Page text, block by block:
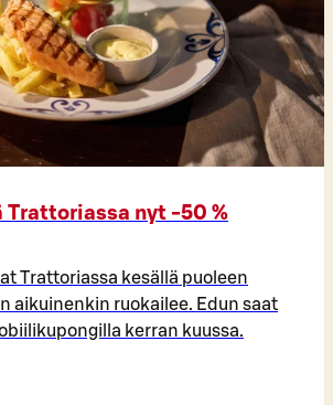
Trattoriassa nyt -50 %
Trattoriassa kesällä puoleen
aikuinenkin ruokailee. Edun saat
kerran kuussa.